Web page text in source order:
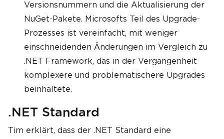
Versionsnummern und die Aktualisierung der
NuGet-Pakete. Microsofts Teil des Upgrade-
Prozesses ist vereinfacht, mit weniger
einschneidenden Änderungen im Vergleich zu
.NET Framework, das in der Vergangenheit
komplexere und problematischere Upgrades
beinhaltete.
.NET Standard
Tim erklärt, dass der .NET Standard eine